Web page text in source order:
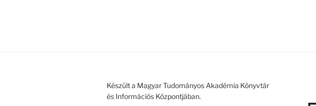
Készült a Magyar Tudományos Akadémia Könyvtár
és Információs Központjában.